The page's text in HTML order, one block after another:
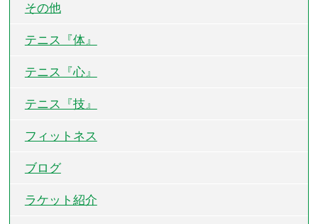
その他
テニス『体』
テニス『心』
テニス『技』
フィットネス
ブログ
ラケット紹介